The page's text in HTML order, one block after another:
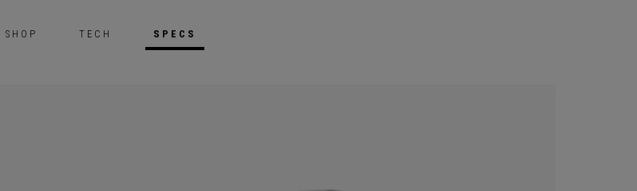
SHOP TECH SPECS